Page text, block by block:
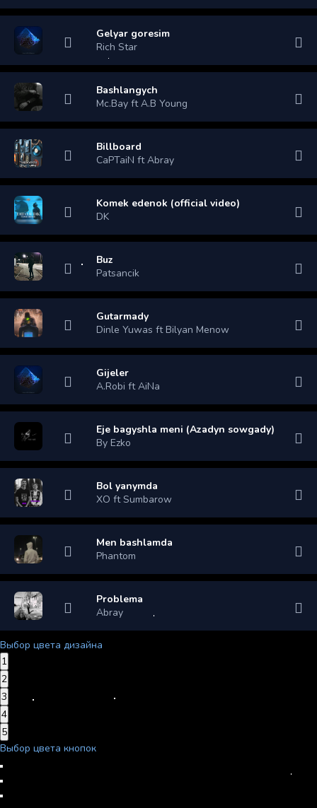
Gelyar goresim
Rich Star
Bashlangych
Mc.Bay ft A.B Young
Billboard
CaPTaiN ft Abray
Komek edenok (official video)
DK
Buz
Patsancik
Gutarmady
Dinle Yuwas ft Bilyan Menow
Gijeler
A.Robi ft AiNa
Eje bagyshla meni (Azadyn sowgady)
By Ezko
Bol yanymda
XO ft Sumbarow
Men bashlamda
Phantom
Problema
Abray
Выбор цвета дизайна
1
2
3
4
5
Выбор цвета кнопок